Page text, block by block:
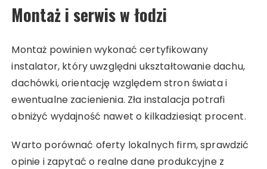
Montaż i serwis w łodzi
Montaż powinien wykonać certyfikowany
instalator, który uwzględni ukształtowanie dachu,
dachówki, orientację względem stron świata i
ewentualne zacienienia. Zła instalacja potrafi
obniżyć wydajność nawet o kilkadziesiąt procent.
Warto porównać oferty lokalnych firm, sprawdzić
opinie i zapytać o realne dane produkcyjne z